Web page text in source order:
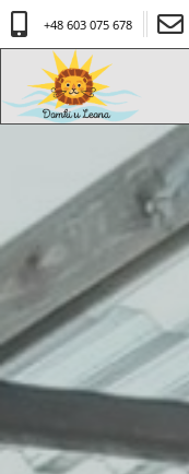
+48 603 075 678